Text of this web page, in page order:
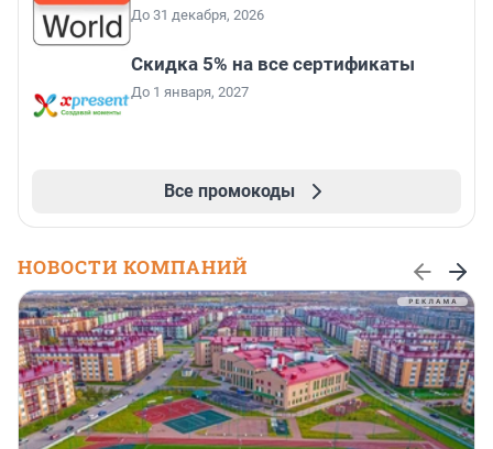
До 31 декабря, 2026
Скидка 5% на все сертификаты
До 1 января, 2027
Все промокоды
НОВОСТИ КОМПАНИЙ